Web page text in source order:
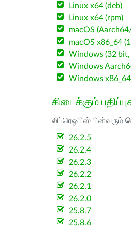
Linux x64 (deb)
Linux x64 (rpm)
macOS
macOS x86_64
Windows (32 bit,
Windows
Windows
கிடைக்கும்
லிப்ரெஓபிஸ் பின்வரும்
26.2.5
26.2.4
26.2.3
26.2.2
26.2.1
26.2.0
25.8.7
25.8.6